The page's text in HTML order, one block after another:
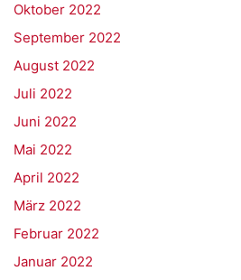
Oktober 2022
September 2022
August 2022
Juli 2022
Juni 2022
Mai 2022
April 2022
März 2022
Februar 2022
Januar 2022